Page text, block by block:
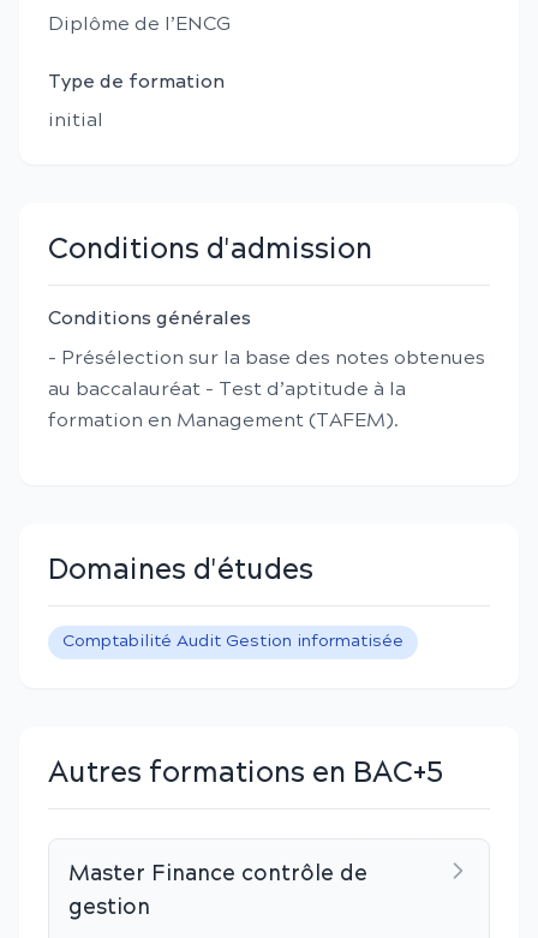
Diplôme de l’ENCG
Type de formation
initial
Conditions d'admission
Conditions générales
- Présélection sur la base des notes obtenues
au baccalauréat - Test d’aptitude à la
formation en Management (TAFEM).
Domaines d'études
Comptabilité Audit Gestion informatisée
Autres formations en BAC+5
Master Finance contrôle de
gestion